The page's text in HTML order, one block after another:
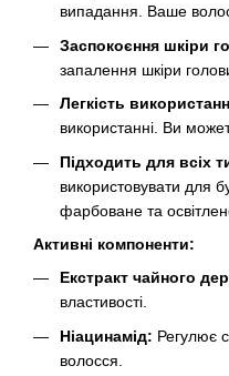
випадання. Ваше
Заспокоєння шкіри
запалення шкіри
Легкість
використанні. Ви
Підходить для всіх
використовувати для
фарбоване та
Активні компоненти:
Екстракт чайного
властивості.
Ніацинамід: Регулює
волосся.